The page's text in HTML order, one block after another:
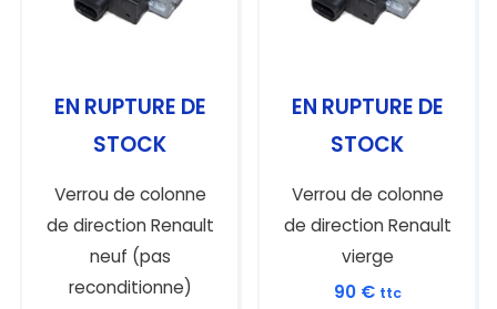
EN RUPTURE DE
STOCK
Verrou de colonne
de direction Renault
neuf (pas
reconditionne)
EN RUPTURE DE
STOCK
Verrou de colonne
de direction Renault
vierge
90 € ttc